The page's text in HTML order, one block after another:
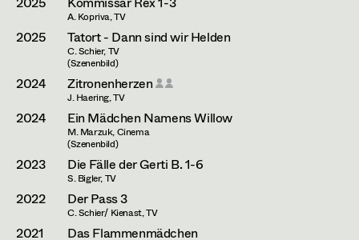
Projects
Set Dec Buyer /
Props Buyer
Set Dressing
Prop Master
Assistant Prop Master
Maria Gruber
Angela Hareiter
Katharina Haring
Hannes Hartmann
Dorothee Höfler
Franz Hofmann
Katrin Huber
A. Kopriva, TV
2025 Tatort - Dann sind wir Helden
C. Schier, TV
(Szenenbild)
2024 Zitronenherzen
J. Haering, TV
2024 Ein Mädchen Namens Willow
M. Marzuk, Cinema
(Szenenbild)
2023 Die Fälle der Gerti B. 1-6
S. Bigler, TV
2022 Der Pass 3
C. Schier/ Kienast, TV
2021 Das Flammenmädchen